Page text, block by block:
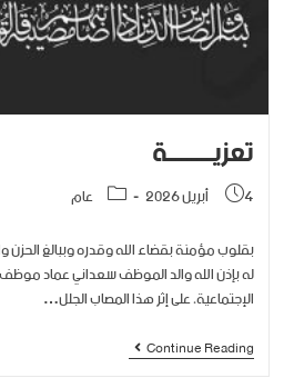
تعزيـــــــــة
4 أبريل 2026
عام
بقلوب مؤمنة بقضاء الله وقدره وببالغ الحزن
له بإذن الله والد الموظف سعداني عماد موظف
الإجتماعية، على إثر هذا المصاب الجلل…
Continue Reading